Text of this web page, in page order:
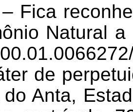
Fica
Natural a
de
Anta,